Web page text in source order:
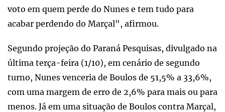
voto em quem perde do Nunes e tem tudo para
acabar perdendo do Marçal", afirmou.
Segundo projeção do Paraná Pesquisas, divulgado na
última terça-feira (1/10), em cenário de segundo
turno, Nunes venceria de Boulos de 51,5% a 33,6%,
com uma margem de erro de 2,6% para mais ou para
menos. Já em uma situação de Boulos contra Marçal,